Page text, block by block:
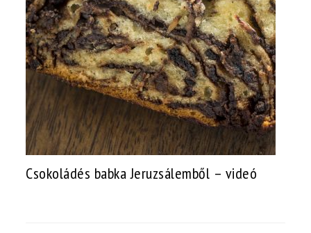
Csokoládés babka Jeruzsálemből – videó